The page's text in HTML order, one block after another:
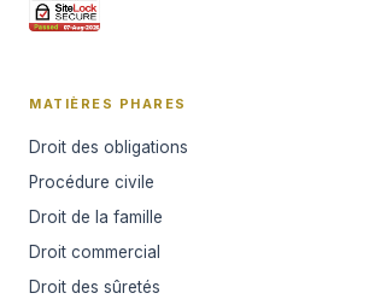
MATIÈRES PHARES
Droit des obligations
Procédure civile
Droit de la famille
Droit commercial
Droit des sûretés